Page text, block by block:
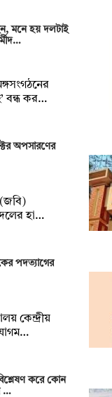
মনে হয় দলটাই
বন্ধ কর…
অপসারণের
(জবি)
হা…
পদত্যাগের
কেন্দ্রীয়
করে কোন
…